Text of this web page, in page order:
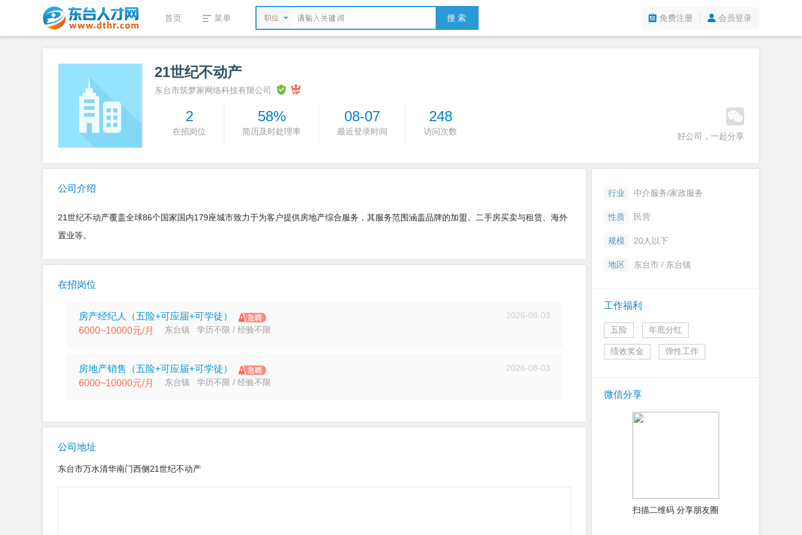
首页 菜单 职位 搜 索 免费注册 会员登录
21世纪不动产
东台市筑梦家网络科技有限公司
2
在招岗位
58%
简历及时处理率
08-07
最近登录时间
248
访问次数 好公司，一起分享
公司介绍
21世纪不动产覆盖全球86个国家国内179座城市致力于为客户提供房地产综合服务，其服务范围涵盖品牌的加盟、二手房买卖与租赁、海外
置业等。
在招岗位
房产经纪人（五险+可应届+可学徒） 2026-08-03
6000~10000元/月 东台镇 学历不限 / 经验不限
房地产销售（五险+可应届+可学徒） 2026-08-03
6000~10000元/月 东台镇 学历不限 / 经验不限
公司地址
东台市万水清华南门西侧21世纪不动产
行业 中介服务/家政服务
性质 民营
规模 20人以下
地区 东台市 / 东台镇
工作福利
五险 年底分红
绩效奖金 弹性工作
微信分享
扫描二维码 分享朋友圈